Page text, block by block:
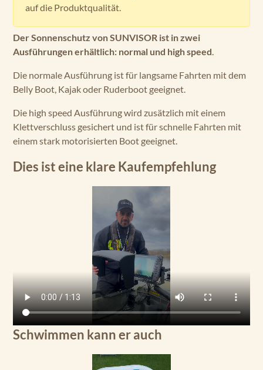
auf die Produktqualität.
Der Sonnenschutz von SUNVISOR ist in zwei
Ausführungen erhältlich: normal und high speed.
Die normale Ausführung ist für langsame Fahrten mit dem
Belly Boot, Kajak oder Ruderboot geeignet.
Die high speed Ausführung wird zusätzlich mit einem
Klettverschluss gesichert und ist für schnelle Fahrten mit
einem stark motorisierten Boot geeignet.
Dies ist eine klare Kaufempfehlung
Schwimmen kann er auch